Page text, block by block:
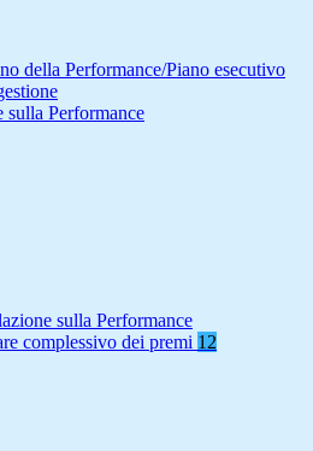
della Performance/Piano esecutivo
sulla Performance
sulla Performance
complessivo dei premi 12